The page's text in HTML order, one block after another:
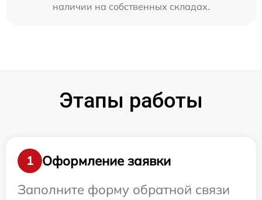
наличии на собственных складах.
Этапы работы
1
Оформление заявки
Заполните форму обратной связи